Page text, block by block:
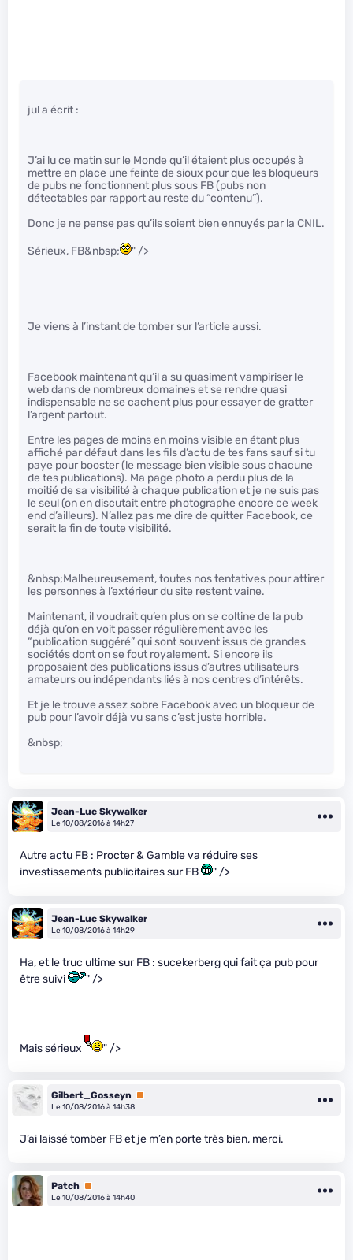
jul a écrit :
J’ai lu ce matin sur le Monde qu’il étaient plus occupés à
mettre en place une feinte de sioux pour que les bloqueurs
de pubs ne fonctionnent plus sous FB (pubs non
détectables par rapport au reste du “contenu”).
Donc je ne pense pas qu’ils soient bien ennuyés par la CNIL.
Sérieux, FB&nbsp; " />
Je viens à l’instant de tomber sur l’article aussi.
Facebook maintenant qu’il a su quasiment vampiriser le
web dans de nombreux domaines et se rendre quasi
indispensable ne se cachent plus pour essayer de gratter
l’argent partout.
Entre les pages de moins en moins visible en étant plus
affiché par défaut dans les fils d’actu de tes fans sauf si tu
paye pour booster (le message bien visible sous chacune
de tes publications). Ma page photo a perdu plus de la
moitié de sa visibilité à chaque publication et je ne suis pas
le seul (on en discutait entre photographe encore ce week
end d’ailleurs). N’allez pas me dire de quitter Facebook, ce
serait la fin de toute visibilité.
&nbsp;Malheureusement, toutes nos tentatives pour attirer
les personnes à l’extérieur du site restent vaine.
Maintenant, il voudrait qu’en plus on se coltine de la pub
déjà qu’on en voit passer régulièrement avec les
“publication suggéré” qui sont souvent issus de grandes
sociétés dont on se fout royalement. Si encore ils
proposaient des publications issus d’autres utilisateurs
amateurs ou indépendants liés à nos centres d’intérêts.
Et je le trouve assez sobre Facebook avec un bloqueur de
pub pour l’avoir déjà vu sans c’est juste horrible.
&nbsp;
Jean-Luc Skywalker
Le 10/08/2016 à 14h27
Autre actu FB : Procter & Gamble va réduire ses
investissements publicitaires sur FB
" />
Jean-Luc Skywalker
Le 10/08/2016 à 14h29
Ha, et le truc ultime sur FB : sucekerberg qui fait ça pub pour
être suivi
" />
Mais sérieux " />
Gilbert_Gosseyn
Premium
Le 10/08/2016 à 14h38
J’ai laissé tomber FB et je m’en porte très bien, merci.
Patch Premium
Le 10/08/2016 à 14h40